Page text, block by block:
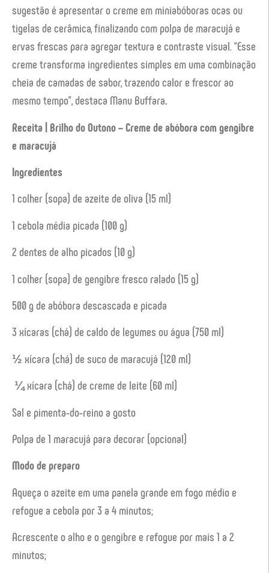
sugestão é apresentar o creme em miniabóboras ocas ou
tigelas de cerâmica, finalizando com polpa de maracujá e
ervas frescas para agregar textura e contraste visual. “Esse
creme transforma ingredientes simples em uma combinação
cheia de camadas de sabor, trazendo calor e frescor ao
mesmo tempo”, destaca Manu Buffara.
Receita | Brilho do Outono – Creme de abóbora com gengibre
e maracujá
Ingredientes
1 colher (sopa) de azeite de oliva (15 ml)
1 cebola média picada (100 g)
2 dentes de alho picados (10 g)
1 colher (sopa) de gengibre fresco ralado (15 g)
500 g de abóbora descascada e picada
3 xícaras (chá) de caldo de legumes ou água (750 ml)
½ xícara (chá) de suco de maracujá (120 ml)
¼ xícara (chá) de creme de leite (60 ml)
Sal e pimenta-do-reino a gosto
Polpa de 1 maracujá para decorar (opcional)
Modo de preparo
Aqueça o azeite em uma panela grande em fogo médio e
refogue a cebola por 3 a 4 minutos;
Acrescente o alho e o gengibre e refogue por mais 1 a 2
minutos;